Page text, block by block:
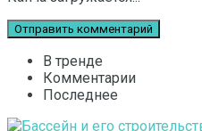
В тренде
Комментарии
Последнее